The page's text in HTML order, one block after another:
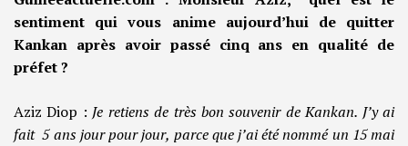
sentiment qui vous anime aujourd’hui de quitter
Kankan après avoir passé cinq ans en qualité de
préfet ?
Aziz Diop : Je retiens de très bon souvenir de Kankan. J’y ai
fait 5 ans jour pour jour, parce que j’ai été nommé un 15 mai